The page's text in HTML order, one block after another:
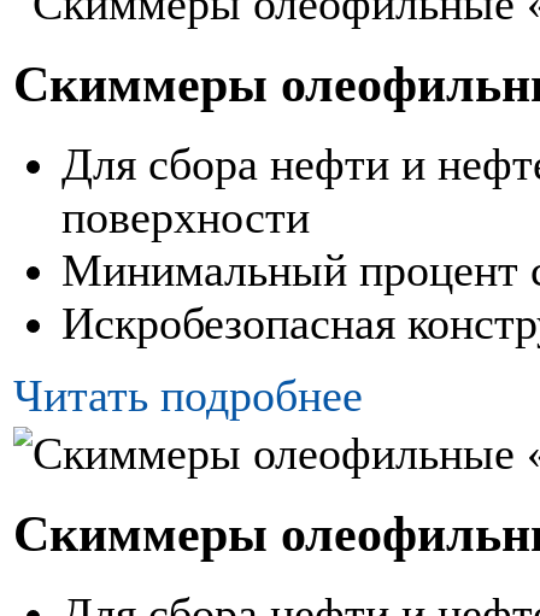
Скиммеры
Для сбора нефти и
поверхности
Минимальный процент
Искробезопасная
Читать подробнее
Скиммеры